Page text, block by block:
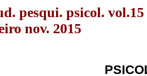
pesqui. psicol.
nov. 2015